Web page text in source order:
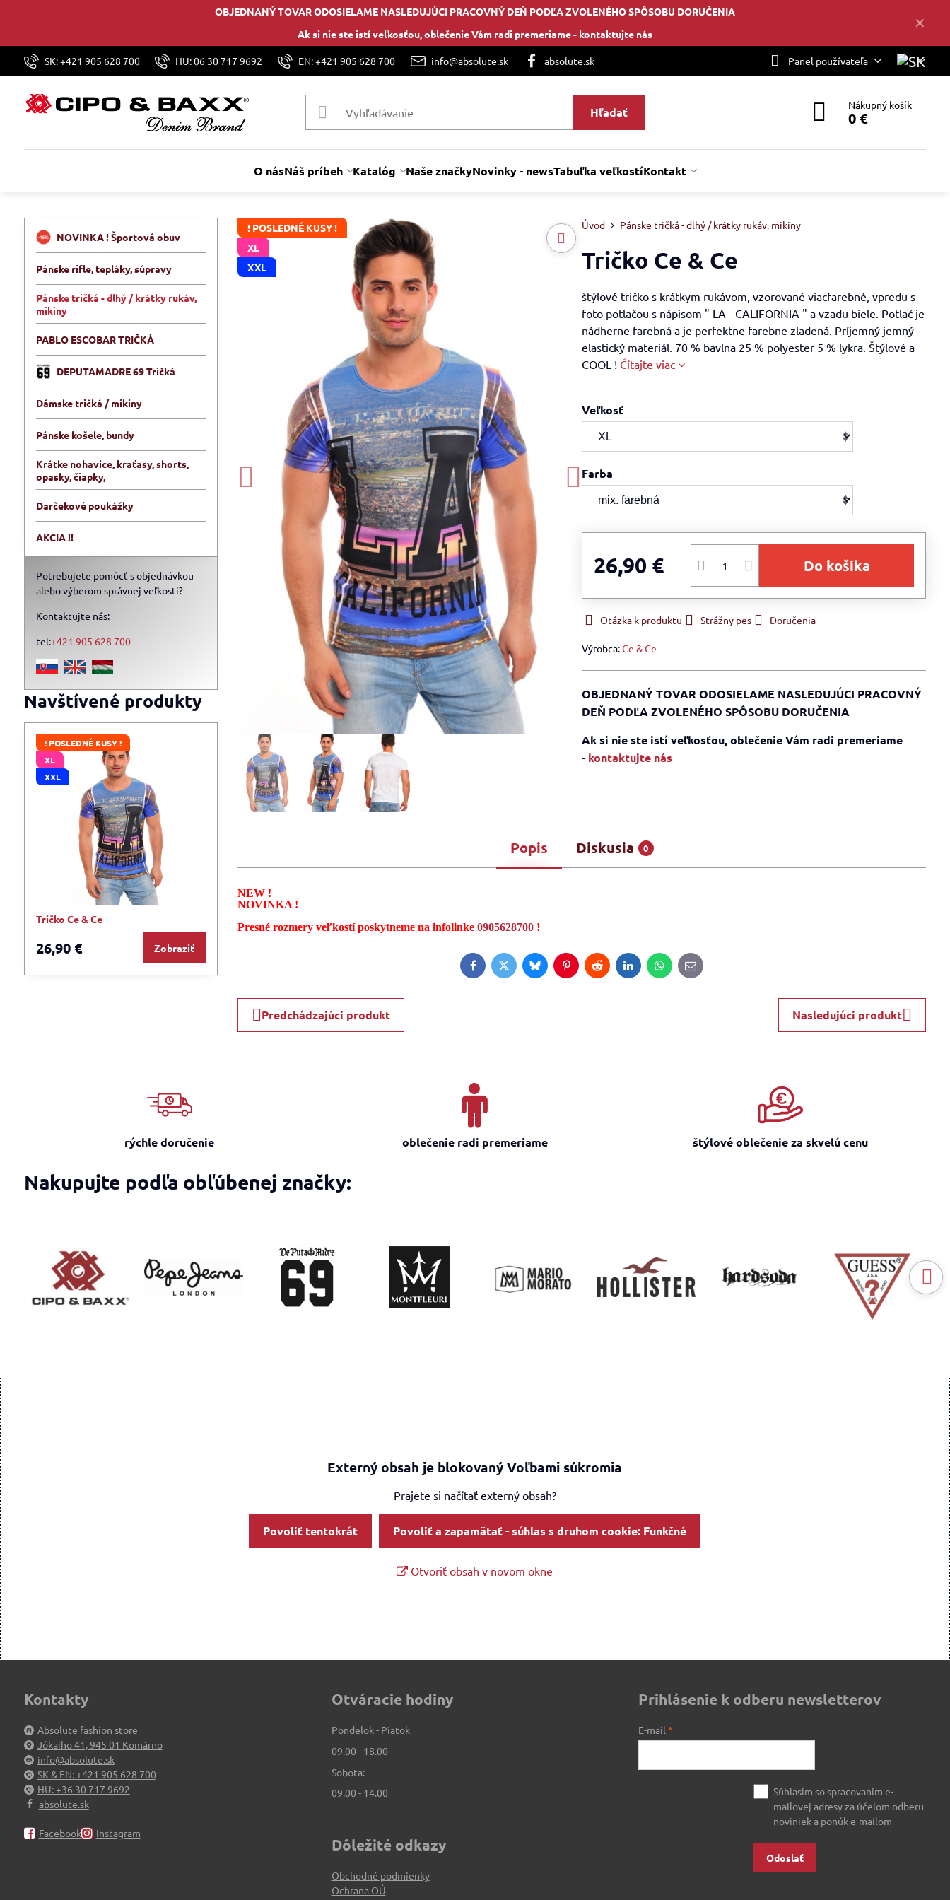
✕
OBJEDNANÝ TOVAR ODOSIELAME NASLEDUJÚCI PRACOVNÝ DEŇ PODĽA ZVOLENÉHO SPÔSOBU DORUČENIA
Ak si nie ste istí veľkosťou, oblečenie Vám radi premeriame - kontaktujte nás
SK: +421 905 628 700 HU: 06 30 717 9692 EN: +421 905 628 700 info@absolute.sk absolute.sk Panel používateľa
Hľadať Nákupný košík
0 €
O násNáš príbeh Katalóg Naše značkyNovinky - newsTabuľka veľkostíKontakt
! POSLEDNÉ KUSY !
XL
XXL
Úvod Pánske tričká - dlhý / krátky rukáv, mikiny
Tričko Ce & Ce
štýlové tričko s krátkym rukávom, vzorované viacfarebné, vpredu s
foto potlačou s nápisom " LA - CALIFORNIA " a vzadu biele. Potlač je
nádherne farebná a je perfektne farebne zladená. Príjemný jemný
elastický materiál. 70 % bavlna 25 % polyester 5 % lykra. Štýlové a
COOL ! Čítajte viac
Veľkosť
Farba
26,90 € Do košíka
Otázka k produktu Strážny pes Doručenia
Výrobca:Ce & Ce
OBJEDNANÝ TOVAR ODOSIELAME NASLEDUJÚCI PRACOVNÝ
DEŇ PODĽA ZVOLENÉHO SPÔSOBU DORUČENIA
Ak si nie ste istí veľkosťou, oblečenie Vám radi premeriame
- kontaktujte nás
Popis Diskusia 0
NEW !
NOVINKA !
Presné rozmery veľkostí poskytneme na infolinke0905628700 !
FacebookTwitterBlueskyPinterestRedditLinkedInWhatsApp
E-
mail
Predchádzajúci produkt Nasledujúci produkt
NOVINKA ! Športová obuv
Pánske rifle, tepláky, súpravy
Pánske tričká - dlhý / krátky rukáv,
mikiny
PABLO ESCOBAR TRIČKÁ
DEPUTAMADRE 69 Tričká
Dámske tričká / mikiny
Pánske košele, bundy
Krátke nohavice, kraťasy, shorts,
opasky, čiapky,
Darčekové poukážky
AKCIA !!
Potrebujete pomôcť s objednávkou
alebo výberom správnej veľkosti?
Kontaktujte nás:
tel:+421 905 628 700
Navštívené produkty
! POSLEDNÉ KUSY !
XL
XXL
Tričko Ce & Ce
26,90 € Zobraziť
rýchle doručenie oblečenie radi premeriame štýlové oblečenie za skvelú cenu
Nakupujte podľa obľúbenej značky:
Externý obsah je blokovaný Voľbami súkromia
Prajete si načítať externý obsah?
Povoliť tentokrát Povoliť a zapamätať - súhlas s druhom cookie: Funkčné
Otvoriť obsah v novom okne
Kontakty
Absolute fashion store
Jókaiho 41, 945 01 Komárno
info@absolute.sk
SK & EN: +421 905 628 700
HU: +36 30 717 9692
absolute.sk
Facebook Instagram
Otváracie hodiny
Pondelok - Piatok
09.00 - 18.00
Sobota:
09.00 - 14.00
Dôležité odkazy
Obchodné podmienky
Ochrana OÚ
Prihlásenie k odberu newsletterov
E-mail*
Súhlasím so spracovaním e-
mailovej adresy za účelom odberu
noviniek a ponúk e-mailom
Odoslať